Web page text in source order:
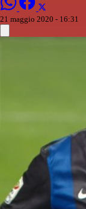
21 maggio 2020 - 16:31